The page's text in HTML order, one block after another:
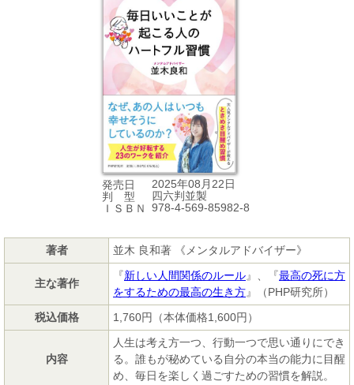
発売日
2025年08月22日
判 型
四六判並製
ＩＳＢＮ
978-4-569-85982-8
著者 並木 良和著 《メンタルアドバイザー》
主な著作
『新しい人間関係のルール』、『最高の死に方
をするための最高の生き方』（PHP研究所）
税込価格
1,760円（本体価格1,600円）
内容
人生は考え方一つ、行動一つで思い通りにでき
る。誰もが秘めている自分の本当の能力に目醒
め、毎日を楽しく過ごすための習慣を解説。